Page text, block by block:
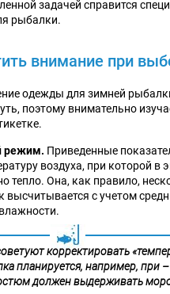
задачей справится
рыбалки.
внимание при
одежды для зимней
поэтому внимательно
режим. Приведенные
воздуха, при которой в
тепло. Она, как правило,
высчитывается с учетом
корректировать
планируется, например, при –
должен выдерживать